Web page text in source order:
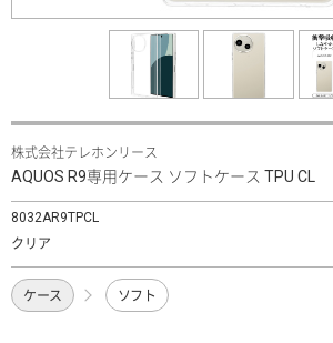
株式会社テレホンリース
AQUOS R9専用ケース ソフトケース TPU CL
8032AR9TPCL
クリア
ケース ソフト